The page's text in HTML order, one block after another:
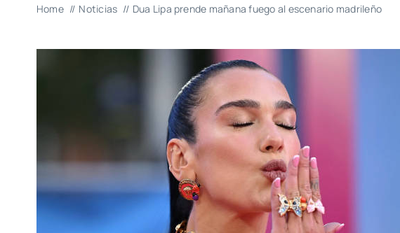
Home Noticias Dua Lipa prende mañana fuego al escenario madrileño